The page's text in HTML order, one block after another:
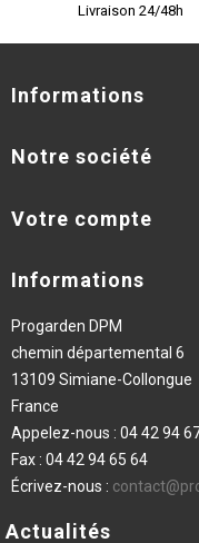
Livraison 24/48h
Informations
Notre société
Votre compte
Informations
Progarden DPM
chemin départemental 6
13109 Simiane-Collongue
France
Appelez-nous : 04 42 94
Fax : 04 42 94 65 64
Écrivez-nous :
Actualités